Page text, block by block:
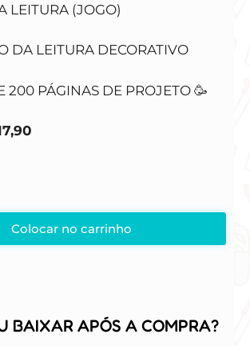
LEITURA (JOGO)
DA LEITURA DECORATIVO
200 PÁGINAS DE PROJETO 🥳
Colocar no carrinho
BAIXAR APÓS A COMPRA?